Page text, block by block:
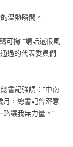
溫熱瞬間。
可掬”“講話還很風
過的代表委員們
書記強調：“中南
月，總書記曾密意
路讓我無力量。”